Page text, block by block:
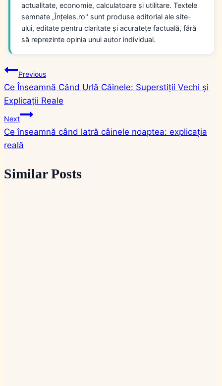
actualitate, economie, calculatoare și utilitare. Textele
semnate „Înțeles.ro" sunt produse editorial ale site-
ului, editate pentru claritate și acuratețe factuală, fără
să reprezinte opinia unui autor individual.
Navigare
în
articole
Previous
Ce Înseamnă Când Urlă Câinele: Superstiții Vechi și
Explicații Reale
Next
Ce înseamnă când latră câinele noaptea: explicația
reală
Similar Posts